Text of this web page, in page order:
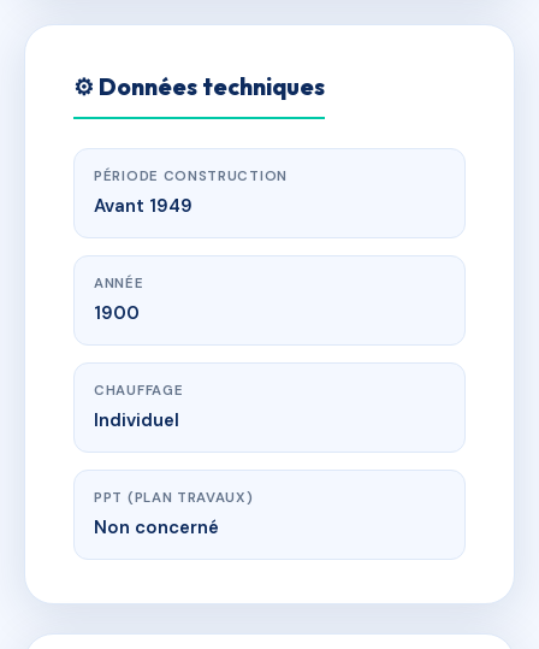
⚙️ Données techniques
PÉRIODE CONSTRUCTION
Avant 1949
ANNÉE
1900
CHAUFFAGE
Individuel
PPT (PLAN TRAVAUX)
Non concerné